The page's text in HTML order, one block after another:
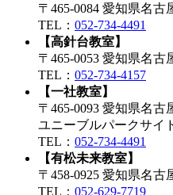
〒465-0084 愛知県名古
TEL： 052-734-4491
【高針台教室】
〒465-0053 愛知県名古
TEL： 052-734-4157
【一社教室】
〒465-0093 愛知県名
ユニーブルパークサイ
TEL： 052-734-4491
【有松未来教室】
〒458-0925 愛知県名
TEL： 052-629-7719